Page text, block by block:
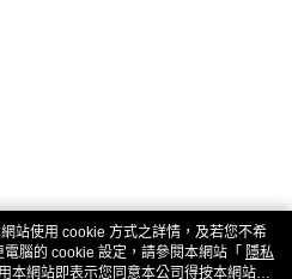
站使用 cookie 方式之詳情，及若您不希
腦的 cookie 設定，請參閱本網站「 隱私
本網站即表示您同意本公司得按本網站使